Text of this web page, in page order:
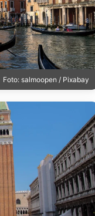
Foto: salmoopen / Pixabay